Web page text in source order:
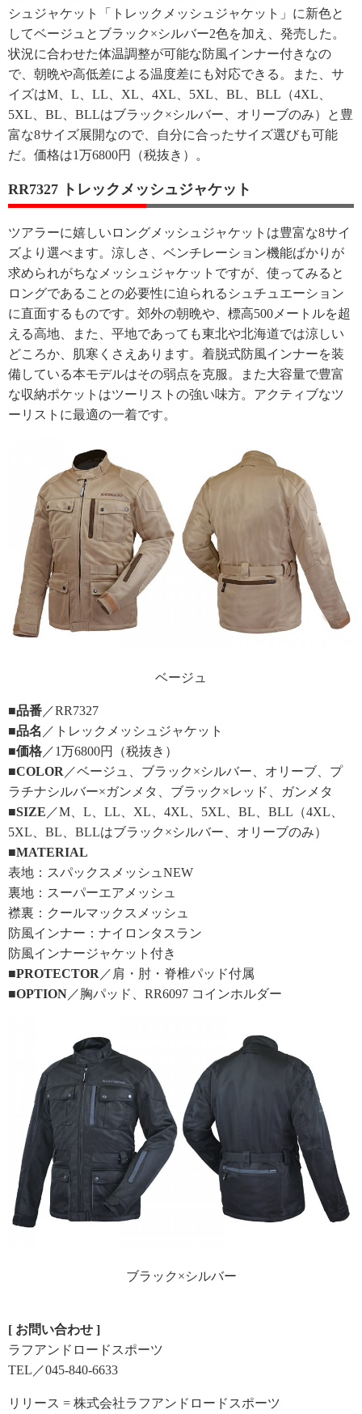
シュジャケット「トレックメッシュジャケット」に新色と
してベージュとブラック×シルバー2色を加え、発売した。
状況に合わせた体温調整が可能な防風インナー付きなの
で、朝晩や高低差による温度差にも対応できる。また、サ
イズはM、L、LL、XL、4XL、5XL、BL、BLL（4XL、
5XL、BL、BLLはブラック×シルバー、オリーブのみ）と豊
富な8サイズ展開なので、自分に合ったサイズ選びも可能
だ。価格は1万6800円（税抜き）。
RR7327 トレックメッシュジャケット
ツアラーに嬉しいロングメッシュジャケットは豊富な8サイ
ズより選べます。涼しさ、ベンチレーション機能ばかりが
求められがちなメッシュジャケットですが、使ってみると
ロングであることの必要性に迫られるシュチュエーション
に直面するものです。郊外の朝晩や、標高500メートルを超
える高地、また、平地であっても東北や北海道では涼しい
どころか、肌寒くさえあります。着脱式防風インナーを装
備している本モデルはその弱点を克服。また大容量で豊富
な収納ポケットはツーリストの強い味方。アクティブなツ
ーリストに最適の一着です。
ベージュ
■品番 ／RR7327
■品名 ／トレックメッシュジャケット
■価格 ／1万6800円（税抜き）
■COLOR ／ベージュ、ブラック×シルバー、オリーブ、プ
ラチナシルバー×ガンメタ、ブラック×レッド、ガンメタ
■SIZE ／M、L、LL、XL、4XL、5XL、BL、BLL（4XL、
5XL、BL、BLLはブラック×シルバー、オリーブのみ）
■MATERIAL
表地：スパックスメッシュNEW
裏地：スーパーエアメッシュ
襟裏：クールマックスメッシュ
防風インナー：ナイロンタスラン
防風インナージャケット付き
■PROTECTOR ／肩・肘・脊椎パッド付属
■OPTION ／胸パッド、RR6097 コインホルダー
ブラック×シルバー
[ お問い合わせ ]
ラフアンドロードスポーツ
TEL／045-840-6633
リリース = 株式会社ラフアンドロードスポーツ